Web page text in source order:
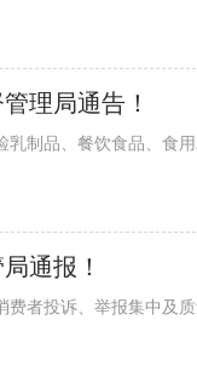
理局通告！
通报！